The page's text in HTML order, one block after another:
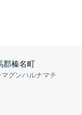
郡榛名町
グンハルナマチ